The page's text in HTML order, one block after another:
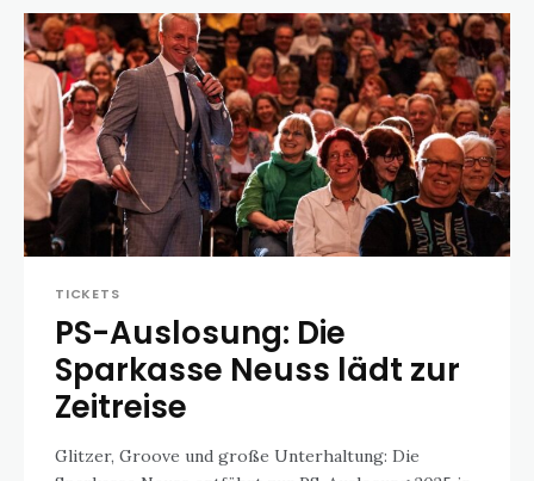
TICKETS
PS-Auslosung: Die
Sparkasse Neuss lädt zur
Zeitreise
Glitzer, Groove und große Unterhaltung: Die